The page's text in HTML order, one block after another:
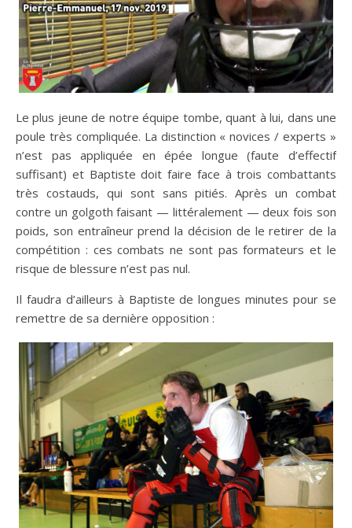
Le plus jeune de notre équipe tombe, quant à lui, dans une
poule très compliquée. La distinction « novices / experts »
n’est pas appliquée en épée longue (faute d’effectif
suffisant) et Baptiste doit faire face à trois combattants
très costauds, qui sont sans pitiés. Après un combat
contre un golgoth faisant — littéralement — deux fois son
poids, son entraîneur prend la décision de le retirer de la
compétition : ces combats ne sont pas formateurs et le
risque de blessure n’est pas nul.
Il faudra d’ailleurs à Baptiste de longues minutes pour se
remettre de sa dernière opposition :